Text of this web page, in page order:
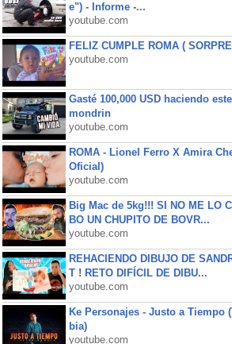
e") - Informe -...
youtube.com
FELIZ CUMPLE ROMA (
youtube.com
Gasté 100,000 USD haciendo
mondrin
youtube.com
ROMA - Lionel Ferro X Amira
Oficial)
youtube.com
Big Mac de 5kg!!! SI NO ME LO
BO UN CHUPITO DE BOVR...
youtube.com
REHACIENDO DIBUJO DE
T ! RETO DIFÍCIL DE DIBU...
youtube.com
Ke Personajes - Justo a Tiempo
bia)
youtube.com